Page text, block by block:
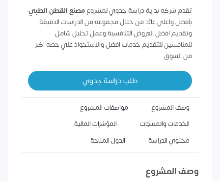
تقدم شركه بداية دراسة جدوي لمشروعمصنع القطن الطبي
بأفضل واعلي عائد من خلال مجموعه من الدراسات الدقيقة
وتقديم افضل العروض التنافسية وعمل تحليل شامل
للمنافسين للتقديم خدمات افضل والاستحواذ علي حصه اكبر
من السوق
طلب دراسة جدوي
وصف المشروع
مواصفات المشروع
الخدمات والمنتجات
المؤشرات المالية
محتوي الدراسة
الدول المتاحة
وصف المشروع